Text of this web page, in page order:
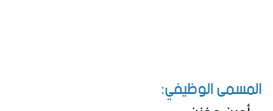
المسمى الوظيفي: